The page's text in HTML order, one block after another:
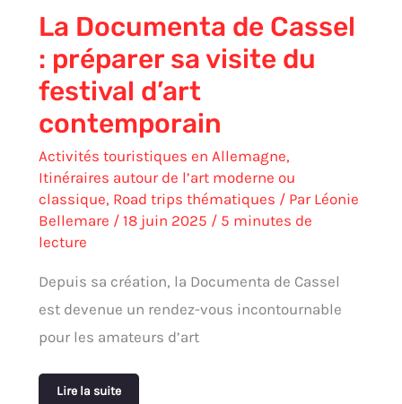
La Documenta de Cassel
: préparer sa visite du
festival d’art
contemporain
Activités touristiques en Allemagne,
Itinéraires autour de l’art moderne ou
classique, Road trips thématiques / Par Léonie
Bellemare /18 juin 2025 / 5 minutes de
lecture
Depuis sa création, la Documenta de Cassel
est devenue un rendez-vous incontournable
pour les amateurs d’art
Lire la suite